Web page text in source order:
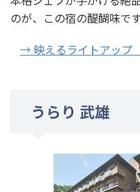
のが、この宿の醍醐味です
→ 映えるライトアッ
うらり 武雄